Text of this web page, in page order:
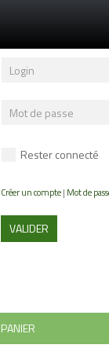
Rester connecté
Créer un compte| Mot de
VALIDER
PANIER